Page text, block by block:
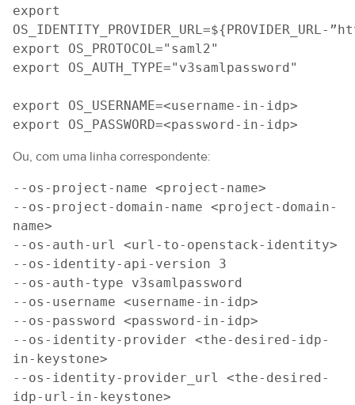
export
export OS_PROTOCOL="saml2"
export OS_AUTH_TYPE="v3samlpassword"
export OS_USERNAME=<username-in-idp>
export OS_PASSWORD=<password-in-idp>
Ou, com uma linha correspondente:
--os-project-name <project-name>
--os-project-domain-name <project-domain-
name>
--os-auth-url <url-to-openstack-identity>
--os-identity-api-version 3
--os-auth-type v3samlpassword
--os-username <username-in-idp>
--os-password <password-in-idp>
--os-identity-provider <the-desired-idp-
in-keystone>
--os-identity-provider_url <the-desired-
idp-url-in-keystone>